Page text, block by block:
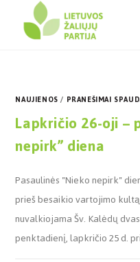
NAUJIENOS/ PRANEŠIMAI
Lapkričio 26-oji –
nepirk” diena
Pasaulinės "Nieko nepirk"
prieš besaikio vartojimo
nuvalkiojama Šv. Kalėdų
penktadienį, lapkričio 25 d.